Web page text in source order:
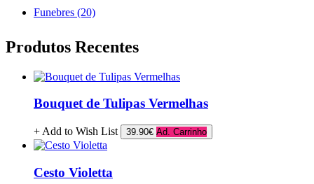
Funebres (20)
Produtos Recentes
Bouquet de Tulipas Vermelhas
+ Add to Wish List 39.90€ Ad. Carrinho
Cesto Violetta